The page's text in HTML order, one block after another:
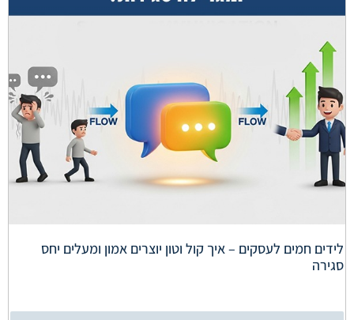
לידים חמים לעסקים – איך קול וטון יוצרים אמון ומעלים יחס
סגירה